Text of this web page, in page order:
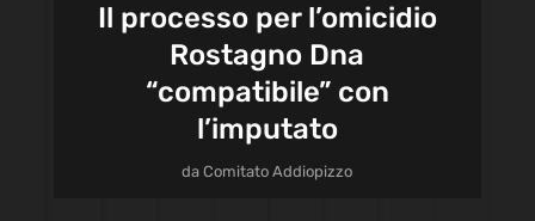
Il processo per l’omicidio
Rostagno Dna
“compatibile” con
l’imputato
daComitato Addiopizzo